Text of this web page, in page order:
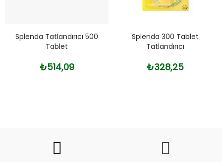
Splenda Tatlandırıcı 500
Tablet
₺514,09
Splenda 300 Tablet
Tatlandırıcı
₺328,25